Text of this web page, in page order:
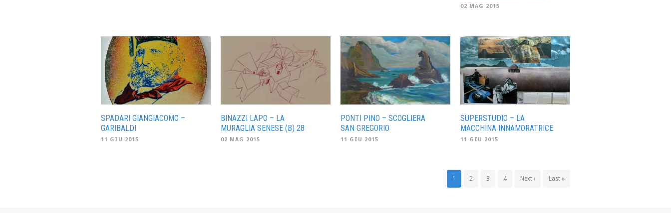
02 MAG 2015
SPADARI GIANGIACOMO –
GARIBALDI
11 GIU 2015
BINAZZI LAPO – LA
MURAGLIA SENESE (B) 28
02 MAG 2015
PONTI PINO – SCOGLIERA
SAN GREGORIO
11 GIU 2015
SUPERSTUDIO – LA
MACCHINA INNAMORATRICE
11 GIU 2015
1 2 3 4 Next › Last »